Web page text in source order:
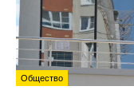
Общество